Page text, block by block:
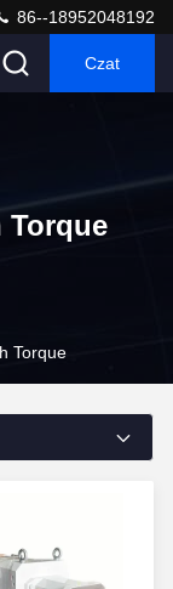
86--18952048192
Czat
Torque
Torque